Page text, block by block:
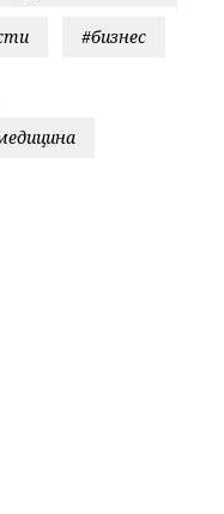
#бизнес